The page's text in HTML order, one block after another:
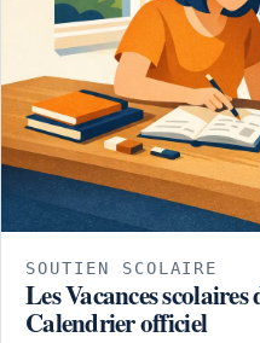
SOUTIEN SCOLAIRE
Les Vacances
Calendrier officiel